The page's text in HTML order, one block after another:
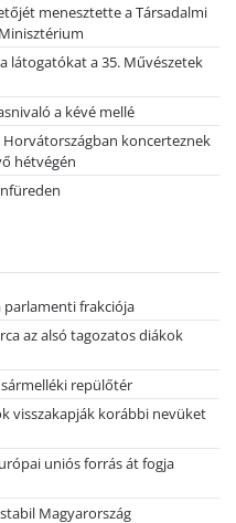
menesztette a Társadalmi
látogatókat a 35. Művészetek
a kévé mellé
Horvátországban koncerteznek
hétvégén
parlamenti frakciója
az alsó tagozatos diákok
repülőtér
visszakapják korábbi nevüket
uniós forrás át fogja
Magyarország